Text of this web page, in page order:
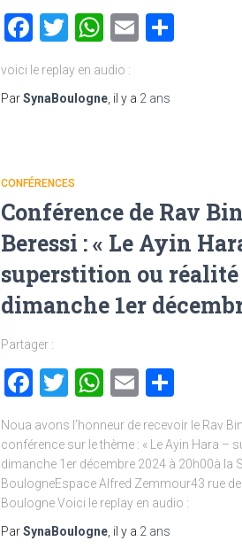
Facebook
Twitter
WhatsApp
Email
voici le replay en audio :
ParSynaBoulogne , il y a 2 ans
CONFÉRENCES
Conférence de Rav
Beressi : « Le Ayin
superstition ou réalité
dimanche 1er
Partager :
Facebook
Twitter
WhatsApp
Email
Noua avons l’honneur de recevoir le Rav
conférence sur le thème : « Le Ayin Hara –
dimanche 1er décembre 2024 à 20h00à la
BoulogneEspace Alfred Zemmour43 rue
Boulogne Voici le replay en audio :
ParSynaBoulogne , il y a 2 ans